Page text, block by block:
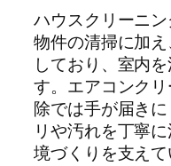
ハウスクリーニ
物件の清掃に加
しており、室内
す。エアコンク
除では手が届き
リや汚れを丁寧
境づくりを支えて